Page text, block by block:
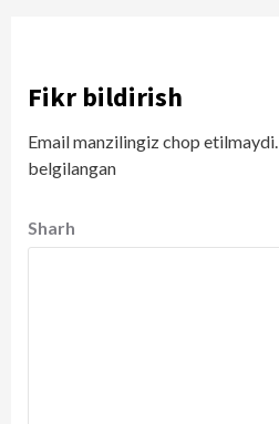
Fikr bildirish
Email manzilingiz chop etilmaydi.
belgilangan
Sharh